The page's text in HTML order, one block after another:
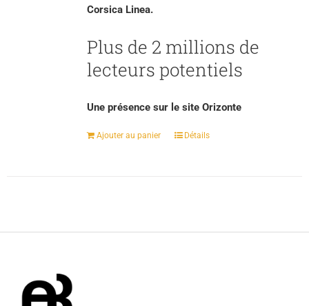
Corsica Linea.
Plus de 2 millions de
lecteurs potentiels
Une présence sur le site Orizonte
Ajouter au panier Détails